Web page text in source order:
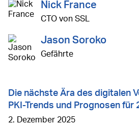
Nick France
CTO von SSL
Jason Soroko
Gefährte
Die nächste Ära des digitalen
PKI-Trends und Prognosen für
2. Dezember 2025